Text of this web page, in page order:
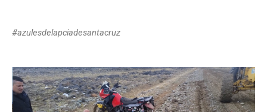
#azulesdelapciadesantacruz